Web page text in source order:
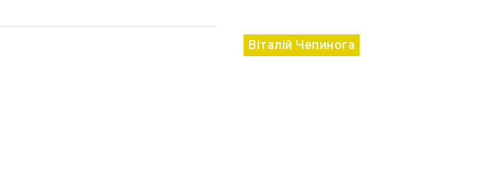
Віталій Чепинога